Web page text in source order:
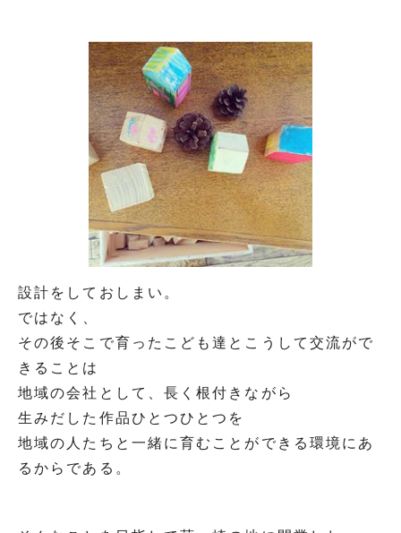
設計をしておしまい。
ではなく、
その後そこで育ったこども達とこうして交流がで
きることは
地域の会社として、長く根付きながら
生みだした作品ひとつひとつを
地域の人たちと一緒に育むことができる環境にあ
るからである。